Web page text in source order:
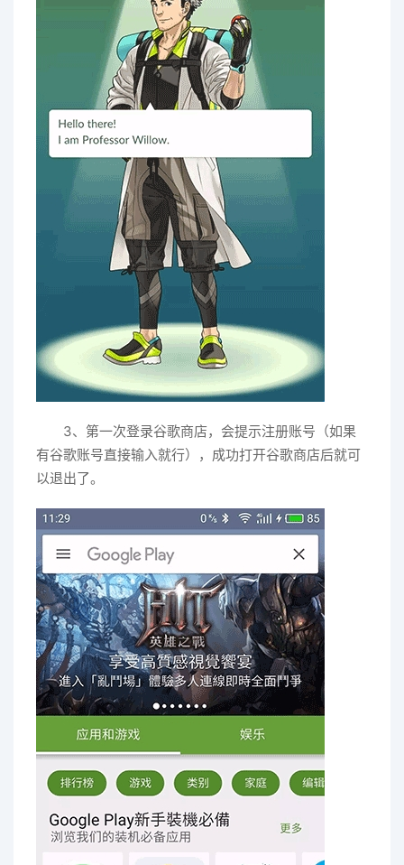
3、第一次登录谷歌商店，会提示注册账号（如果
有谷歌账号直接输入就行），成功打开谷歌商店后就可
以退出了。